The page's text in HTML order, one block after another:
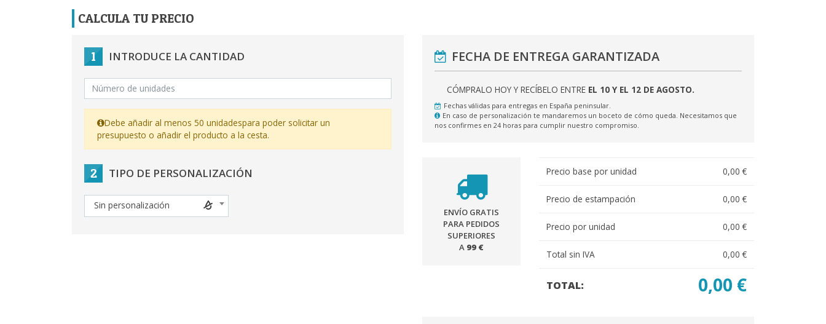
CALCULA TU PRECIO
1 INTRODUCE LA CANTIDAD
Debe añadir al menos 50 unidadespara poder solicitar un
presupuesto o añadir el producto a la cesta.
2 TIPO DE PERSONALIZACIÓN
Sin personalización
FECHA DE ENTREGA GARANTIZADA
CÓMPRALO HOY Y RECÍBELO ENTRE EL 10 Y EL 12 DE AGOSTO.
Fechas válidas para entregas en España peninsular.
En caso de personalización te mandaremos un boceto de cómo queda. Necesitamos que
nos confirmes en 24 horas para cumplir nuestro compromiso.
ENVÍO GRATIS
PARA PEDIDOS
SUPERIORES
A 99 €
Precio base por unidad 0,00 €
Precio de estampación 0,00 €
Precio por unidad 0,00 €
Total sin IVA 0,00 €
TOTAL: 0,00 €